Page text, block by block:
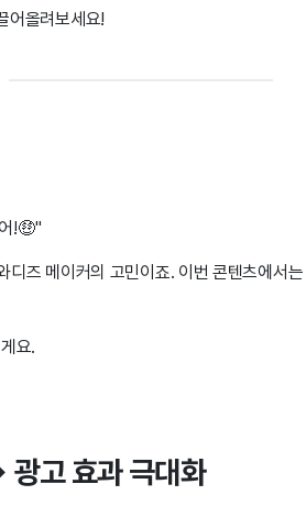
어올려보세요!
!🤑"
디즈 메이커의 고민이죠. 이번 콘텐츠에서는
요.
고 효과 극대화